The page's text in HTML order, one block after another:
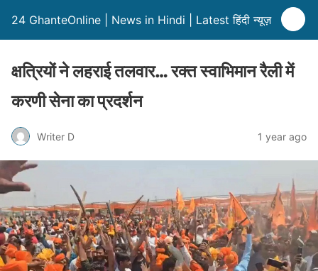
24 GhanteOnline | News in Hindi | Latest हिंदी न्यूज़
क्षत्रियों ने लहराई तलवार… रक्त स्वाभिमान रैली में
करणी सेना का प्रदर्शन
Writer D 1 year ago